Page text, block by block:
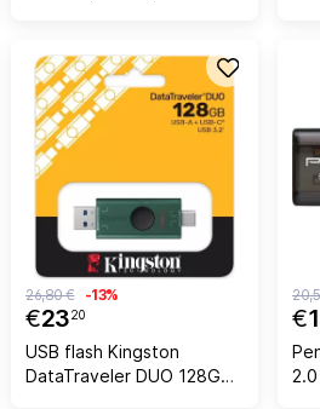
€2320
26,80 € -13%
USB flash Kingston
DataTraveler DUO 128GB,
€